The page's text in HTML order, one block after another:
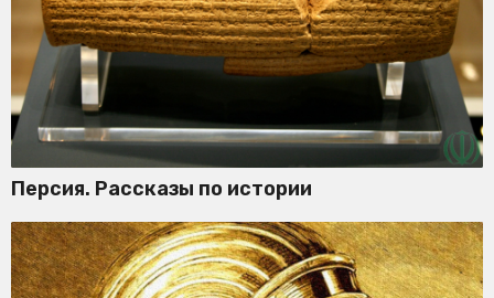
Персия. Рассказы по истории